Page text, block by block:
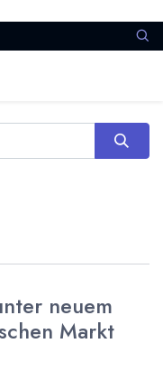
neuem
Markt